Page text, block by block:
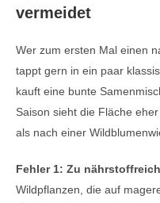
vermeidet
Wer zum ersten Mal einen
tappt gern in ein paar
kauft eine bunte
Saison sieht die Fläche
als nach einer
Fehler 1: Zu
Wildpflanzen, die auf